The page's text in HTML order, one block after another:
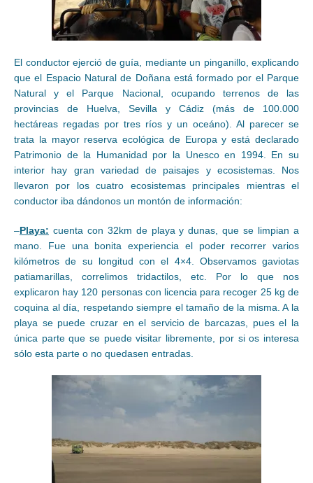
El conductor ejerció de guía, mediante un pinganillo, explicando
que el Espacio Natural de Doñana está formado por el Parque
Natural y el Parque Nacional, ocupando terrenos de las
provincias de Huelva, Sevilla y Cádiz (más de 100.000
hectáreas regadas por tres ríos y un oceáno). Al parecer se
trata la mayor reserva ecológica de Europa y está declarado
Patrimonio de la Humanidad por la Unesco en 1994. En su
interior hay gran variedad de paisajes y ecosistemas. Nos
llevaron por los cuatro ecosistemas principales mientras el
conductor iba dándonos un montón de información:
–Playa: cuenta con 32km de playa y dunas, que se limpian a
mano. Fue una bonita experiencia el poder recorrer varios
kilómetros de su longitud con el 4×4. Observamos gaviotas
patiamarillas, correlimos tridactilos, etc. Por lo que nos
explicaron hay 120 personas con licencia para recoger 25 kg de
coquina al día, respetando siempre el tamaño de la misma. A la
playa se puede cruzar en el servicio de barcazas, pues el la
única parte que se puede visitar libremente, por si os interesa
sólo esta parte o no quedasen entradas.